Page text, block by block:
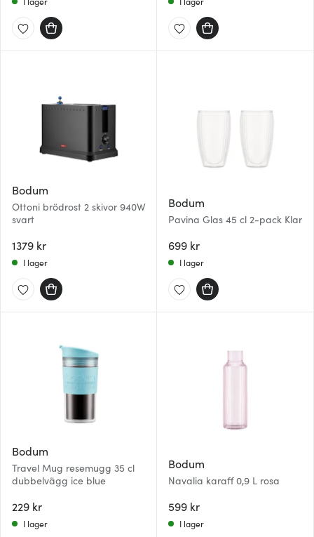
Bodum
Ottoni brödrost 2 skivor 940W
svart
1379 kr
I lager
Bodum
Pavina Glas 45 cl 2-pack Klar
699 kr
I lager
Bodum
Travel Mug resemugg 35 cl
dubbelvägg ice blue
229 kr
I lager
Bodum
Navalia karaff 0,9 L rosa
599 kr
I lager